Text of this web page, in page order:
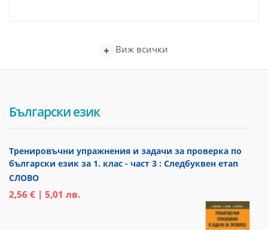
Виж всички
Български език
Тренировъчни упражнения и задачи за проверка по
български език за 1. клас - част 3 : Следбуквен етап
СЛОВО
2,56 € | 5,01 лв.